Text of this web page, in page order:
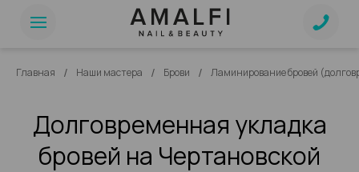
Главная / Наши мастера / Брови / Ламинирование бровей
Долговременная укладка
бровей на Чертановской